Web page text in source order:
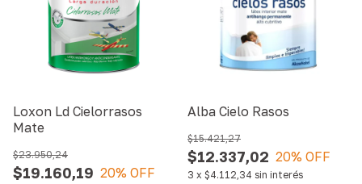
Loxon Ld Cielorrasos
Mate
$19.160,19
$23.950,24
20% OFF
Alba Cielo Rasos
$12.337,02
$15.421,27
20% OFF
3 x $4.112,34 sin interés